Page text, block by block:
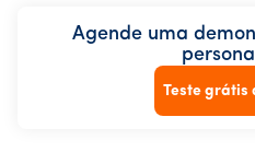
Agende uma
Teste grátis